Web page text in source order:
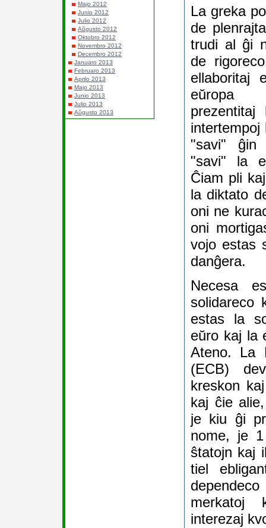
Majo 2012
Junio 2012
Julio 2012
Aŭgusto 2012
Oktobro 2012
Novembro 2012
Decembro 2012
Januaro 2013
Februaro 2013
Aprilo 2013
Majo 2013
Junio 2013
Julio 2013
Aŭgusto 2013
La greka
de
trudi al ĝi
de
ellaboritaj
eŭropa
intertempoj
"savi" ĝin
"savi" la
Ĉiam pli
la diktato
oni ne
oni
vojo estas
danĝera.
Necesa
solidareco
estas la
eŭro kaj la
Ateno. La
(ECB)
kreskon
kaj ĉie
je kiu ĝi
nome, je
ŝtatojn kaj
tiel
interezaj